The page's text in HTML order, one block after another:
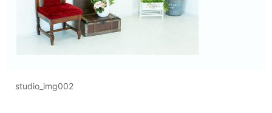
studio_img002